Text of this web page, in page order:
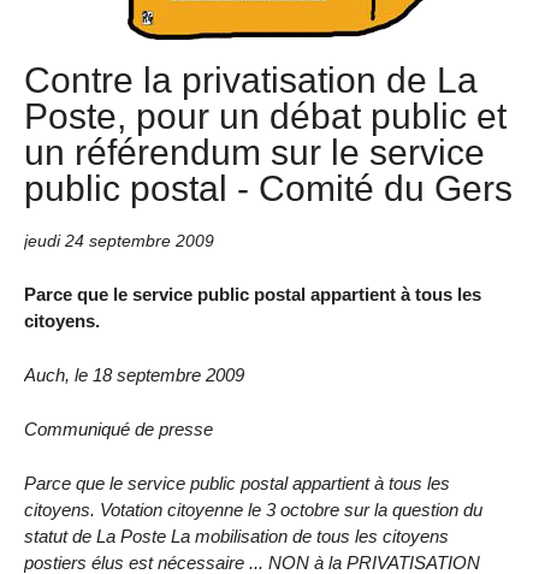
Contre la privatisation de La
Poste, pour un débat public et
un référendum sur le service
public postal - Comité du Gers
jeudi 24 septembre 2009
Parce que le service public postal appartient à tous les
citoyens.
Auch, le 18 septembre 2009
Communiqué de presse
Parce que le service public postal appartient à tous les
citoyens. Votation citoyenne le 3 octobre sur la question du
statut de La Poste La mobilisation de tous les citoyens
postiers élus est nécessaire ... NON à la PRIVATISATION